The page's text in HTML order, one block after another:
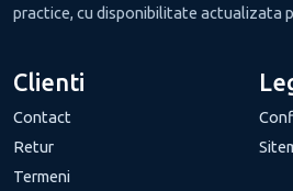
practice, cu disponibilitate actualizata
Clienti
Contact
Retur
Termeni